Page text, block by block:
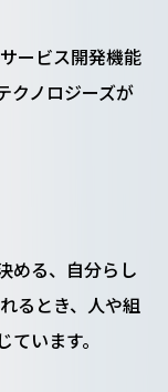
ービス開発機能
クノロジーズが
める、自分らし
るとき、人や組
います。